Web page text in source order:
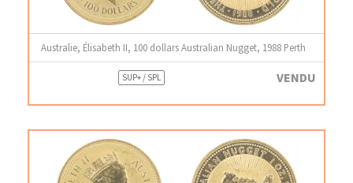
Australie, Élisabeth II, 100 dollars Australian Nugget, 1988 Perth
SUP+ / SPL VENDU